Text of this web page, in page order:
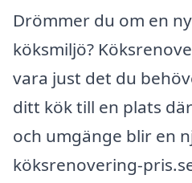
Drömmer du om en
köksmiljö?
vara just det du
ditt kök till en plats
och umgänge blir en
köksrenovering-